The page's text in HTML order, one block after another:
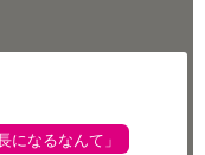
なるなんて」